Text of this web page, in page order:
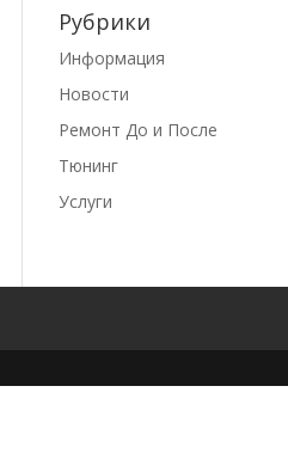
Рубрики
Информация
Новости
Ремонт До и После
Тюнинг
Услуги